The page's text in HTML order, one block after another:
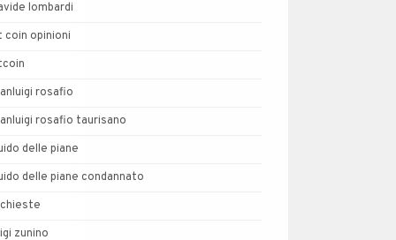
lombardi
coin opinioni
rosafio
rosafio taurisano
delle piane
delle piane condannato
zunino